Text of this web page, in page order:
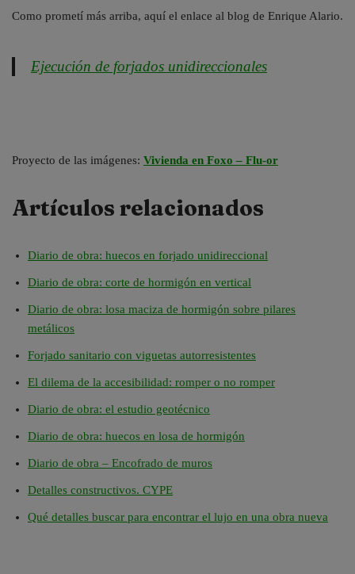
Como prometí más arriba, aquí el enlace al blog de Enrique Alario.
Ejecución de forjados unidireccionales
Proyecto de las imágenes: Vivienda en Foxo – Flu-or
Artículos relacionados
Diario de obra: huecos en forjado unidireccional
Diario de obra: corte de hormigón en vertical
Diario de obra: losa maciza de hormigón sobre pilares
metálicos
Forjado sanitario con viguetas autorresistentes
El dilema de la accesibilidad: romper o no romper
Diario de obra: el estudio geotécnico
Diario de obra: huecos en losa de hormigón
Diario de obra – Encofrado de muros
Detalles constructivos. CYPE
Qué detalles buscar para encontrar el lujo en una obra nueva